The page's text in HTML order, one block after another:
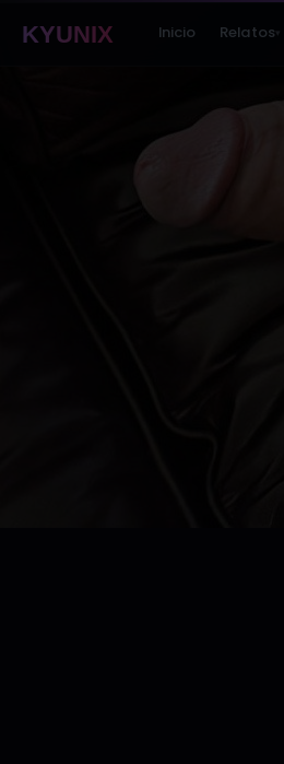
KYUNIX Inicio Relatos▾